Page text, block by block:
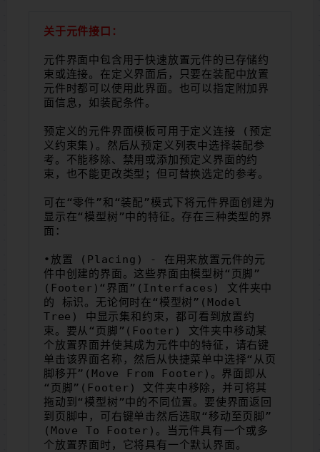
关于元件接口：
元件界面中包含用于快速放置元件的已存储约
束或连接。在定义界面后，只要在装配中放置
元件时都可以使用此界面。也可以指定附加界
面信息，如装配条件。
预定义的元件界面模板可用于定义连接 (预定
义约束集)。然后从预定义列表中选择装配参
考。不能移除、禁用或添加预定义界面的约
束，也不能更改类型；但可替换选定的参考。
可在“零件”和“装配”模式下将元件界面创建为
显示在“模型树”中的特征。存在三种类型的界
面：
•放置 (Placing) - 在用来放置元件的元
件中创建的界面。这些界面由模型树“页脚”
(Footer)“界面”(Interfaces) 文件夹中
的 标识。无论何时在“模型树”(Model
Tree) 中显示集和约束，都可看到放置约
束。要从“页脚”(Footer) 文件夹中移动某
个放置界面并使其成为元件中的特征，请右键
单击该界面名称，然后从快捷菜单中选择“从页
脚移开”(Move From Footer)。界面即从
“页脚”(Footer) 文件夹中移除，并可将其
拖动到“模型树”中的不同位置。要使界面返回
到页脚中，可右键单击然后选取“移动至页脚”
(Move To Footer)。当元件具有一个或多
个放置界面时，它将具有一个默认界面。